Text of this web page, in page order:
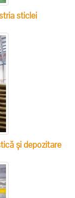
sticlei
și depozitare